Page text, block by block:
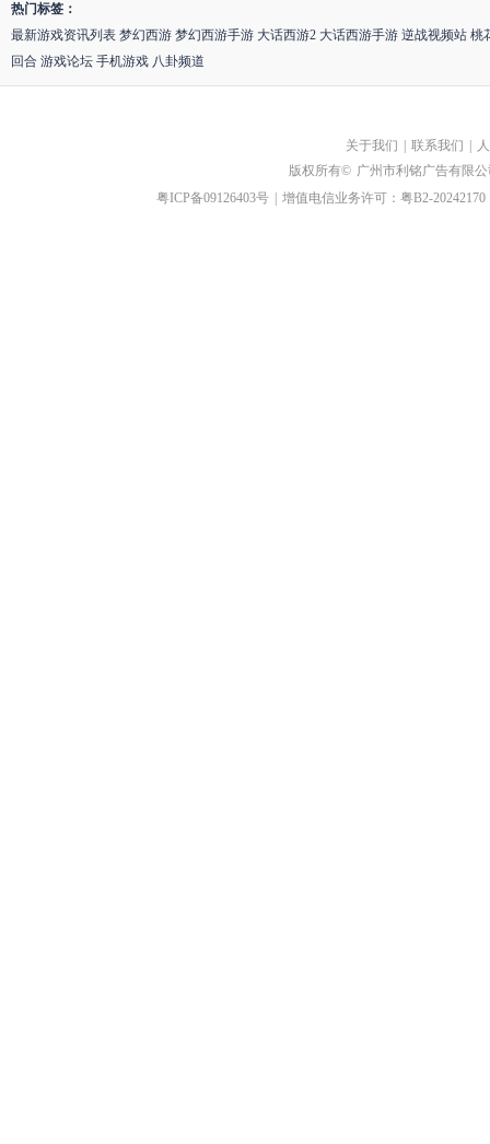
热门标签：
最新游戏资讯列表 梦幻西游 梦幻西游手游 大话西游2 大话西游手游 逆战视频站 桃
回合 游戏论坛 手机游戏 八卦频道
关于我们 联系我们
版权所有© 广州市利铭广告有限
粤ICP备09126403号 | 增值电信业务许可：粤B2-20242170